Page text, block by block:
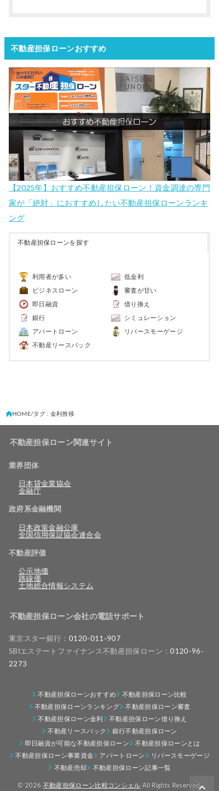
不動産担保ローンおすすめ
【2025年】おすすめ不動産担保ローン！資金調達の専門
家が「絶対」におすすめしたい不動産担保ローンランキ
ング
不動産担保ローンを探す
利用者が多い 低金利
ビジネスローン 審査が甘い
即日融資 借り換え
銀行 シミュレーション
アパートローン リバースモーゲージ
不動産リースバック
HOME タグ : 金利推移
不動産担保ローン関連サイト
業界団体
日本貸金業協会
金融庁
政府系金融機関
日本政策金融公庫
全国信用保証協会連合会
不動産評価
公示地価
路線価
土地総合情報システム
不動産担保ローン会社の電話サポート
東京スター銀行： 0120-011-907
SBIエステートファイナンス不動産担保ローン：0120-96-
2273
不動産担保ローンおすすめ
不動産担保ローン比較
不動産担保ローンランキング
不動産担保ローン審査
不動産担保ローン金利
不動産担保ローン借り換え
不動産リースバック
銀行不動産担保ローン
即日融資が可能な不動産担保ローン
不動産担保ローンとは
不動産担保ローン事業資金
アパートローン
リバースモーゲージ
不動産売却
不動産担保ローン記事一覧
© 2026 不動産担保ローン比較コンシェル All Rights Reserved.